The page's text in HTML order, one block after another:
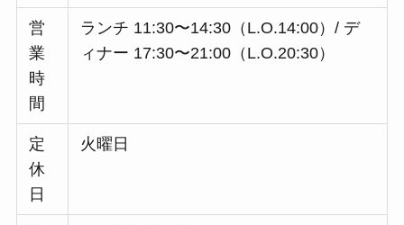
営
業
時
間
ランチ 11:30〜14:30（L.O.14:00）/ デ
ィナー 17:30〜21:00（L.O.20:30）
定
休
日
火曜日